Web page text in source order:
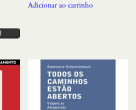
Adicionar ao carrinho